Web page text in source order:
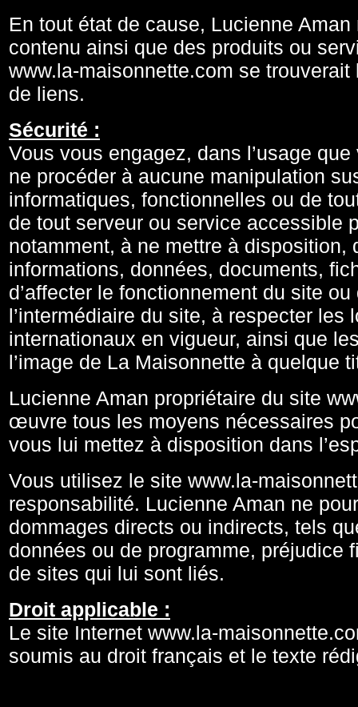
En tout état de cause, Lucienne
contenu ainsi que des produits ou
www.la-maisonnette.com se
de liens.
Sécurité :
Vous vous engagez, dans l’usage
ne procéder à aucune manipulation
informatiques, fonctionnelles ou de
de tout serveur ou service accessible
notamment, à ne mettre à disposition,
informations, données, documents,
d’affecter le fonctionnement du site
l’intermédiaire du site, à respecter
internationaux en vigueur, ainsi que
l’image de La Maisonnette à quelque
Lucienne Aman propriétaire du site
œuvre tous les moyens nécessaires
vous lui mettez à disposition dans
Vous utilisez le site www.la-
responsabilité. Lucienne Aman ne
dommages directs ou indirects, tels
données ou de programme, préjudice
de sites qui lui sont liés.
Droit applicable :
Le site Internet www.la-
soumis au droit français et le texte